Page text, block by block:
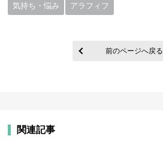
気持ち・悩み アラフィフ
前のページへ戻る
関連記事